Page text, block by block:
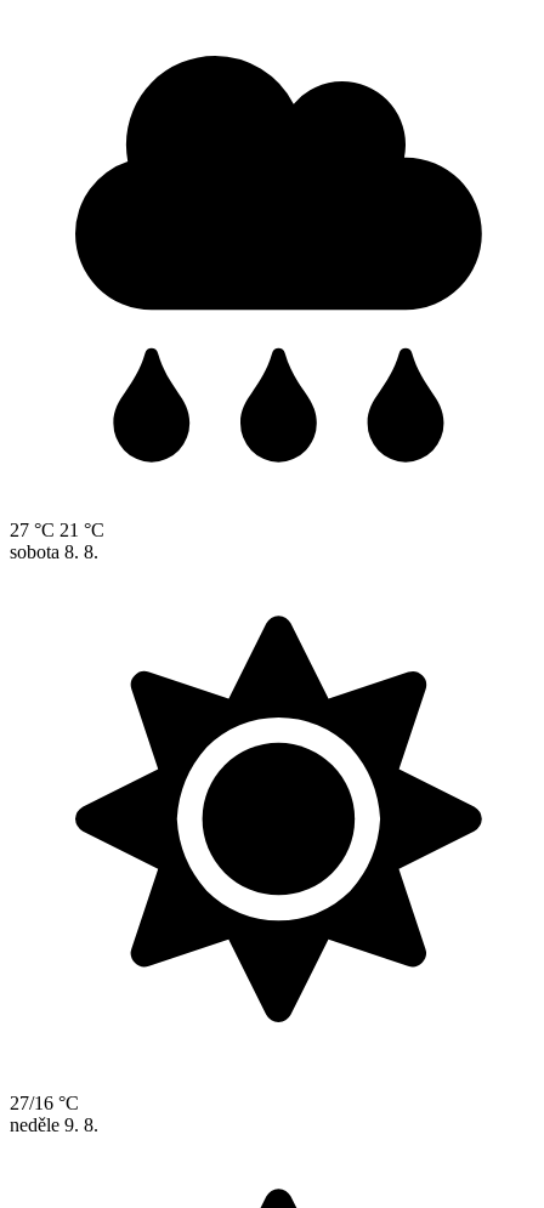
27 °C 21 °C
sobota 8. 8.
27/16 °C
neděle 9. 8.